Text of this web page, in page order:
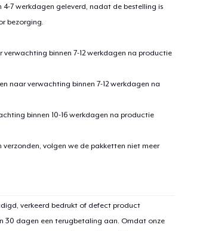
7 werkdagen geleverd, nadat de bestelling is
bezorging.
binnen 7-12 werkdagen na productie
naar verwachting binnen 7-12 werkdagen na
binnen 10-16 werkdagen na productie
volgen we de pakketten niet meer
verkeerd bedrukt of defect product
30 dagen een terugbetaling aan. Omdat onze